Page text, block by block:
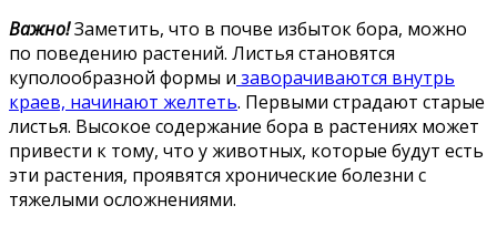
Важно!Заметить, что в почве избыток бора, можно
по поведению растений. Листья становятся
куполообразной формы и заворачиваются внутрь
краев, начинают желтеть. Первыми страдают старые
листья. Высокое содержание бора в растениях может
привести к тому, что у животных, которые будут есть
эти растения, проявятся хронические болезни с
тяжелыми осложнениями.